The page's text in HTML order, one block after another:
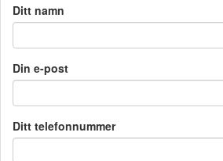
Ditt namn
Din e-post
Ditt telefonnummer